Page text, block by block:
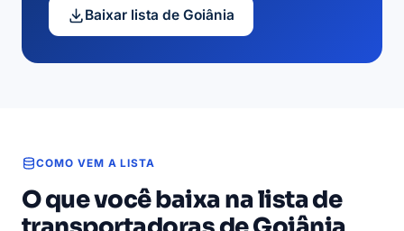
Baixar lista de Goiânia
COMO VEM A LISTA
O que você baixa na lista de